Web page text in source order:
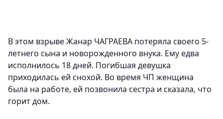
В этом взрыве Жанар ЧАГРАЕВА потеряла своего 5-
летнего сына и новорожденного внука. Ему едва
исполнилось 18 дней. Погибшая девушка
приходилась ей снохой. Во время ЧП женщина
была на работе, ей позвонила сестра и сказала, что
горит дом.